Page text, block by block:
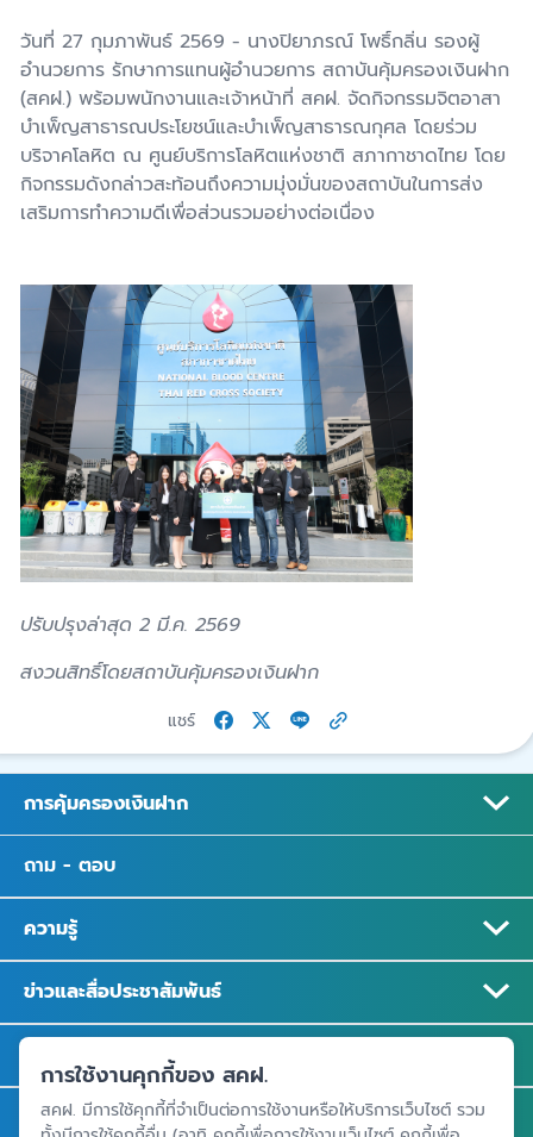
วันที่ 27 กุมภาพันธ์ 2569 - นางปิยาภรณ์ โพธิ์กลิ่น รองผู้
อำนวยการ รักษาการแทนผู้อำนวยการ สถาบันคุ้มครองเงินฝาก
(สคฝ.) พร้อมพนักงานและเจ้าหน้าที่ สคฝ. จัดกิจกรรมจิตอาสา
บำเพ็ญสาธารณประโยชน์และบำเพ็ญสาธารณกุศล โดยร่วม
บริจาคโลหิต ณ ศูนย์บริการโลหิตแห่งชาติ สภากาชาดไทย โดย
กิจกรรมดังกล่าวสะท้อนถึงความมุ่งมั่นของสถาบันในการส่ง
เสริมการทำความดีเพื่อส่วนรวมอย่างต่อเนื่อง
ปรับปรุงล่าสุด 2 มี.ค. 2569
สงวนสิทธิ์โดยสถาบันคุ้มครองเงินฝาก
แชร์
การคุ้มครองเงินฝาก
ถาม - ตอบ
ความรู้
ข่าวและสื่อประชาสัมพันธ์
ติดต่อ สคฝ.
การใช้งานคุกกี้ของ สคฝ.
สคฝ. มีการใช้คุกกี้ที่จำเป็นต่อการใช้งานหรือให้บริการเว็บไซต์ รวม